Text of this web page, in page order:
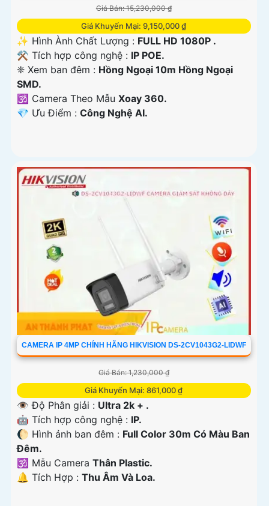
Giá Bán: 15,230,000 ₫
Giá Khuyến Mại: 9,150,000 ₫
✨ Hình Ành Chất Lượng : FULL HD 1080P .
⚒ Tích hợp công nghệ : IP POE.
❈ Xem ban đêm : Hồng Ngoại 10m Hồng Ngoại
SMD.
🕉️ Camera Theo Mẫu Xoay 360.
️💎 Ưu Điểm : Công Nghệ AI.
CAMERA IP 4MP CHÍNH HÃNG HIKVISION DS-2CV1043G2-LIDWF
Giá Bán: 1,230,000 ₫
Giá Khuyến Mại: 861,000 ₫
👁 Độ Phân giải : Ultra 2k + .
🤖️ Tích hợp công nghệ : IP.
🌔 Hình ảnh ban đêm : Full Color 30m Có Màu Ban
Ðêm.
🕉️ Mẫu Camera Thân Plastic.
️🔔 Tích Hợp : Thu Âm Và Loa.